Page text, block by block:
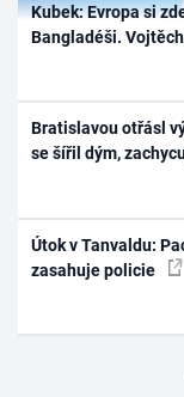
Kubek: Evropa si
Bangladéši.
Bratislavou otřásl
se šířil dým,
Útok v Tanvaldu:
zasahuje policie